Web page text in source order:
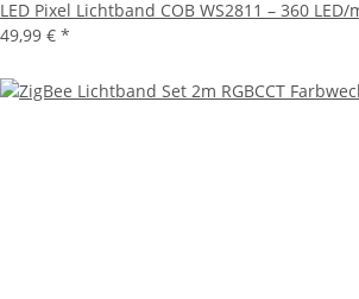
LED Pixel Lichtband COB WS2811 – 360 LED/
49,99 € *